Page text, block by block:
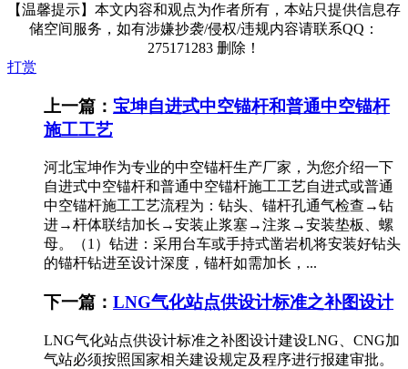
【温馨提示】本文内容和观点为作者所有，本站只提供信息存
储空间服务，如有涉嫌抄袭/侵权/违规内容请联系QQ：
275171283 删除！
打赏
上一篇： 宝坤自进式中空锚杆和普通中空锚杆
施工工艺
河北宝坤作为专业的中空锚杆生产厂家，为您介绍一下
自进式中空锚杆和普通中空锚杆施工工艺自进式或普通
中空锚杆施工工艺流程为：钻头、锚杆孔通气检查→钻
进→杆体联结加长→安装止浆塞→注浆→安装垫板、螺
母。（1）钻进：采用台车或手持式凿岩机将安装好钻头
的锚杆钻进至设计深度，锚杆如需加长，...
下一篇： LNG气化站点供设计标准之补图设计
LNG气化站点供设计标准之补图设计建设LNG、CNG加
气站必须按照国家相关建设规定及程序进行报建审批。